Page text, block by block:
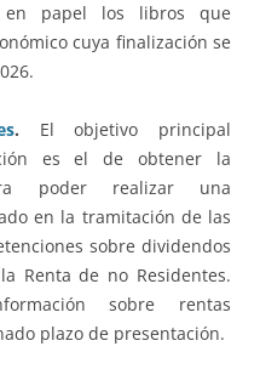
en papel los libros que
cuya finalización se
. El objetivo principal
es el de obtener la
poder realizar una
en la tramitación de las
sobre dividendos
Renta de no Residentes.
sobre rentas
plazo de presentación.